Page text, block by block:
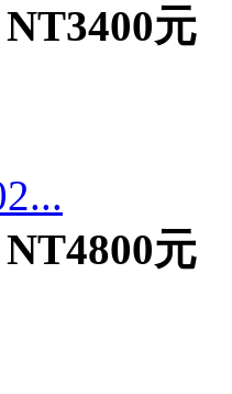
NT3400元
NT4800元